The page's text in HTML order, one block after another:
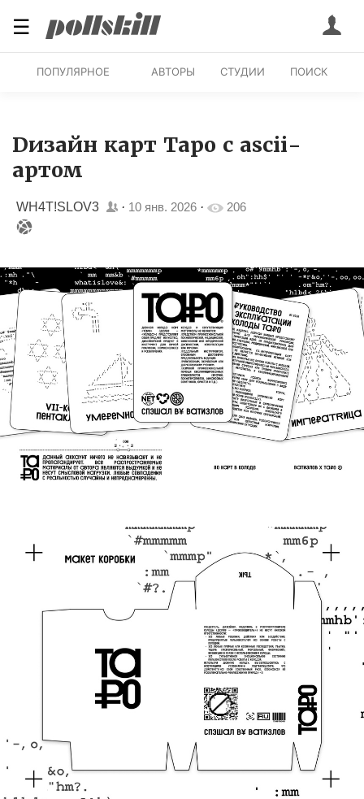
☰
ПОПУЛЯРНОЕ АВТОРЫ СТУДИИ ПОИСК
Dизайн карт Таро с ascii-
артом
WH4T!SLOV3 · 10 янв. 2026 · 206